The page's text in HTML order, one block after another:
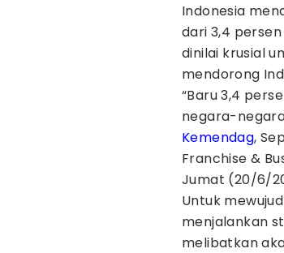
Indonesia
dari 3,4
dinilai krusial
mendorong
“Baru 3,4
negara-
Kemendag,
Franchise &
Jumat (20/6/
Untuk
menjalankan
melibatkan